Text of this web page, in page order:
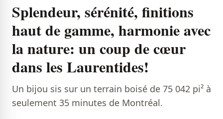
Splendeur, sérénité, finitions
haut de gamme, harmonie avec
la nature: un coup de cœur
dans les Laurentides!
Un bijou sis sur un terrain boisé de 75 042 pi² à
seulement 35 minutes de Montréal.